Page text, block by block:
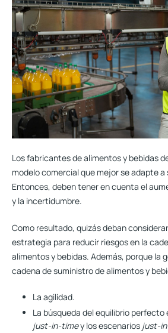
Los fabricantes de alimentos y bebidas
modelo comercial que mejor se adapte
Entonces, deben tener en cuenta el
y la incertidumbre.
Como resultado, quizás deban
estrategia para reducir riesgos en la
alimentos y bebidas. Además, porque la
cadena de suministro de alimentos y
La agilidad.
La búsqueda del equilibrio
just-in-timey los escenarios just-